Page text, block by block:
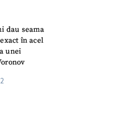
dau seama
în acel
unei